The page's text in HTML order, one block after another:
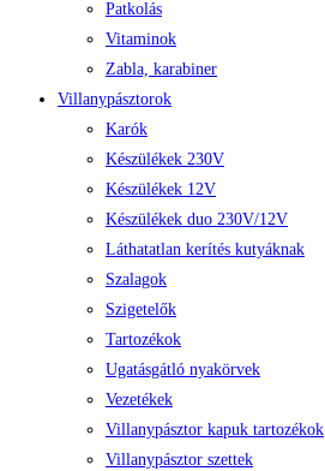
Patkolás
Vitaminok
Zabla, karabiner
Villanypásztorok
Karók
Készülékek 230V
Készülékek 12V
Készülékek duo 230V/12V
Láthatatlan kerítés kutyáknak
Szalagok
Szigetelők
Tartozékok
Ugatásgátló nyakörvek
Vezetékek
Villanypásztor kapuk tartozékok
Villanypásztor szettek